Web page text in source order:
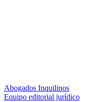
Abogados Inquilinos
Equipo editorial jurídico